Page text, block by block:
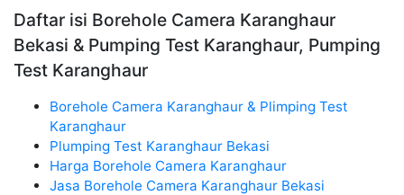
Daftar isi Borehole Camera Karanghaur
Bekasi & Pumping Test Karanghaur, Pumping
Test Karanghaur
Borehole Camera Karanghaur & Plimping Test
Karanghaur
Plumping Test Karanghaur Bekasi
Harga Borehole Camera Karanghaur
Jasa Borehole Camera Karanghaur Bekasi